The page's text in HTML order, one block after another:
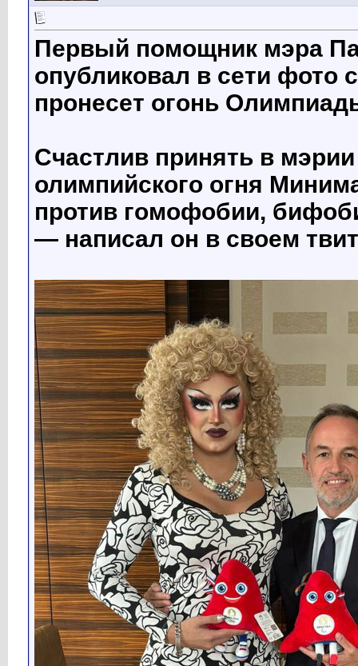
Первый помощник мэра
опубликовал в сети фото
пронесет огонь
Счастлив принять в
олимпийского огня
против гомофобии,
— написал он в своем